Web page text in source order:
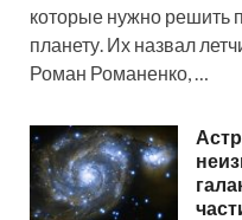
которые нужно решить
планету. Их назвал
Роман Романенко, …